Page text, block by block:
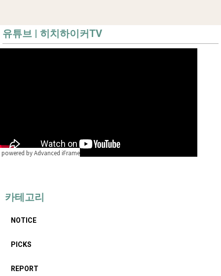
유튜브 | 히치하이커TV
powered by Advanced iFrame
카테고리
NOTICE
PICKS
REPORT